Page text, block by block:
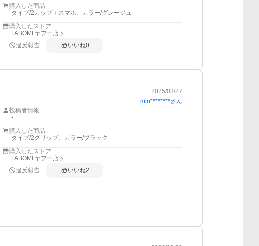
購入した商品
タイプ/2カップ＋スマホ、カラー/グレージュ
購入したストア
FABOMI ヤフー店
違反報告
いいね0
2025/03/27
mio********さん
投稿者情報
-
購入した商品
タイプ/2グリップ、カラー/ブラック
購入したストア
FABOMI ヤフー店
違反報告
いいね2